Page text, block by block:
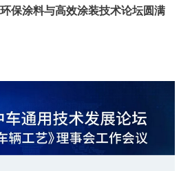
保涂料与高效涂装技术论坛圆满